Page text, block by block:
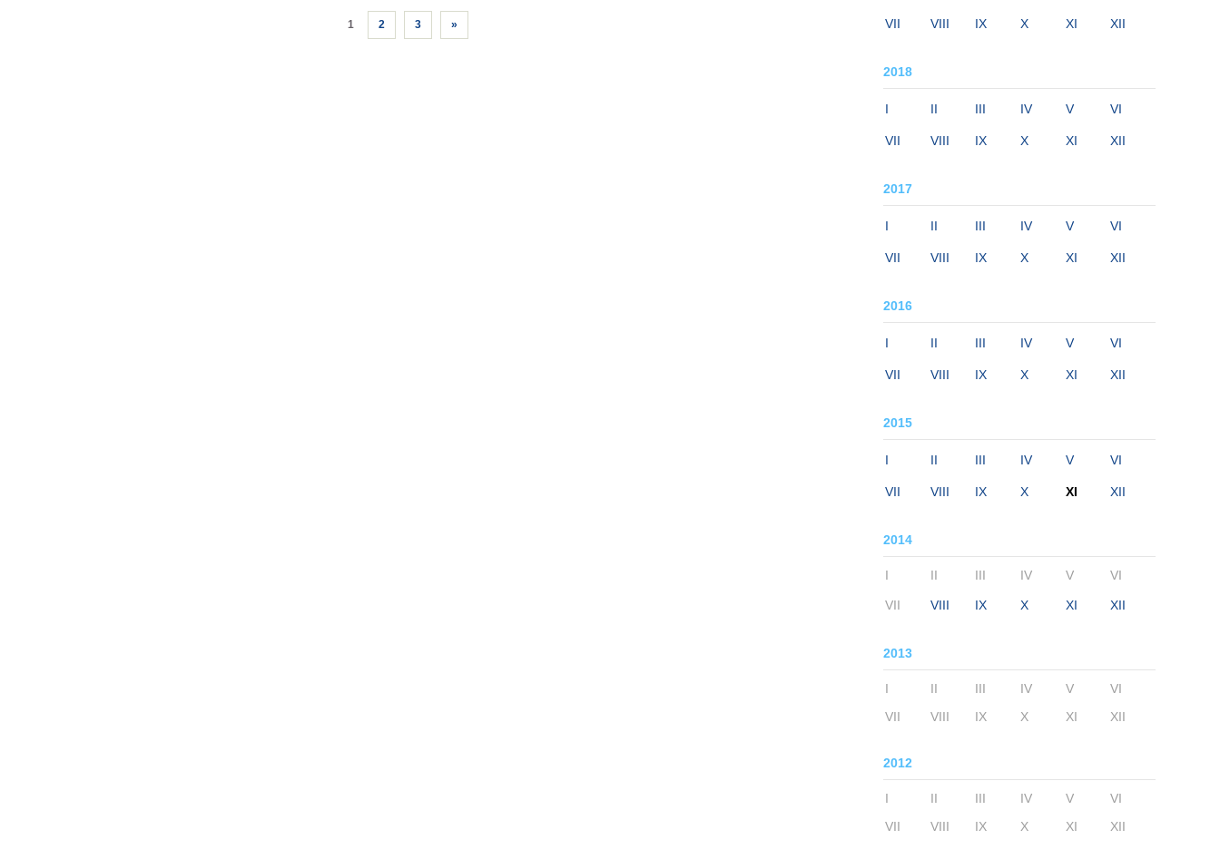
VII VIII IX X XI XII
2018
I II III IV V VI
VII VIII IX X XI XII
2017
I II III IV V VI
VII VIII IX X XI XII
2016
I II III IV V VI
VII VIII IX X XI XII
2015
I II III IV V VI
VII VIII IX X XI XII
2014
I II III IV V VI
VII VIII IX X XI XII
2013
I II III IV V
VI
VII
VIII IX X XI XII
2012
I II III IV V
VI
VII
VIII IX X XI XII
1 2 3 »